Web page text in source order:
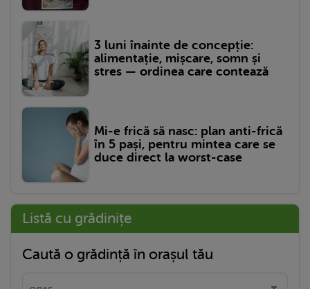
3 luni înainte de concepție:
alimentație, mișcare, somn și
stres — ordinea care contează
Mi-e frică să nasc: plan anti-frică
în 5 pași, pentru mintea care se
duce direct la worst-case
Listă cu grădinițe
Caută o grădință în orașul tău